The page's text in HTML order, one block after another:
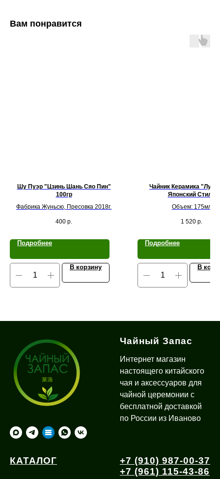
Вам понравится
Шу Пуэр "Цзинь Шань Сяо Пин"
100гр
Фабрика Жуньсю, Пресовка 2018г.
400 р.
Подробнее
В корзину
Чайник Керамика "Лун
Японский Стиль
Объем: 175мл
1 520 р.
Подробнее
В
Чайный Запас
Интернет магазин
настоящего китайского
чая и аксессуаров для
чайной церемонии с
бесплатной доставкой
по России из Иваново
КАТАЛОГ
+7 (910) 987-00-37
+7 (961) 115-43-86